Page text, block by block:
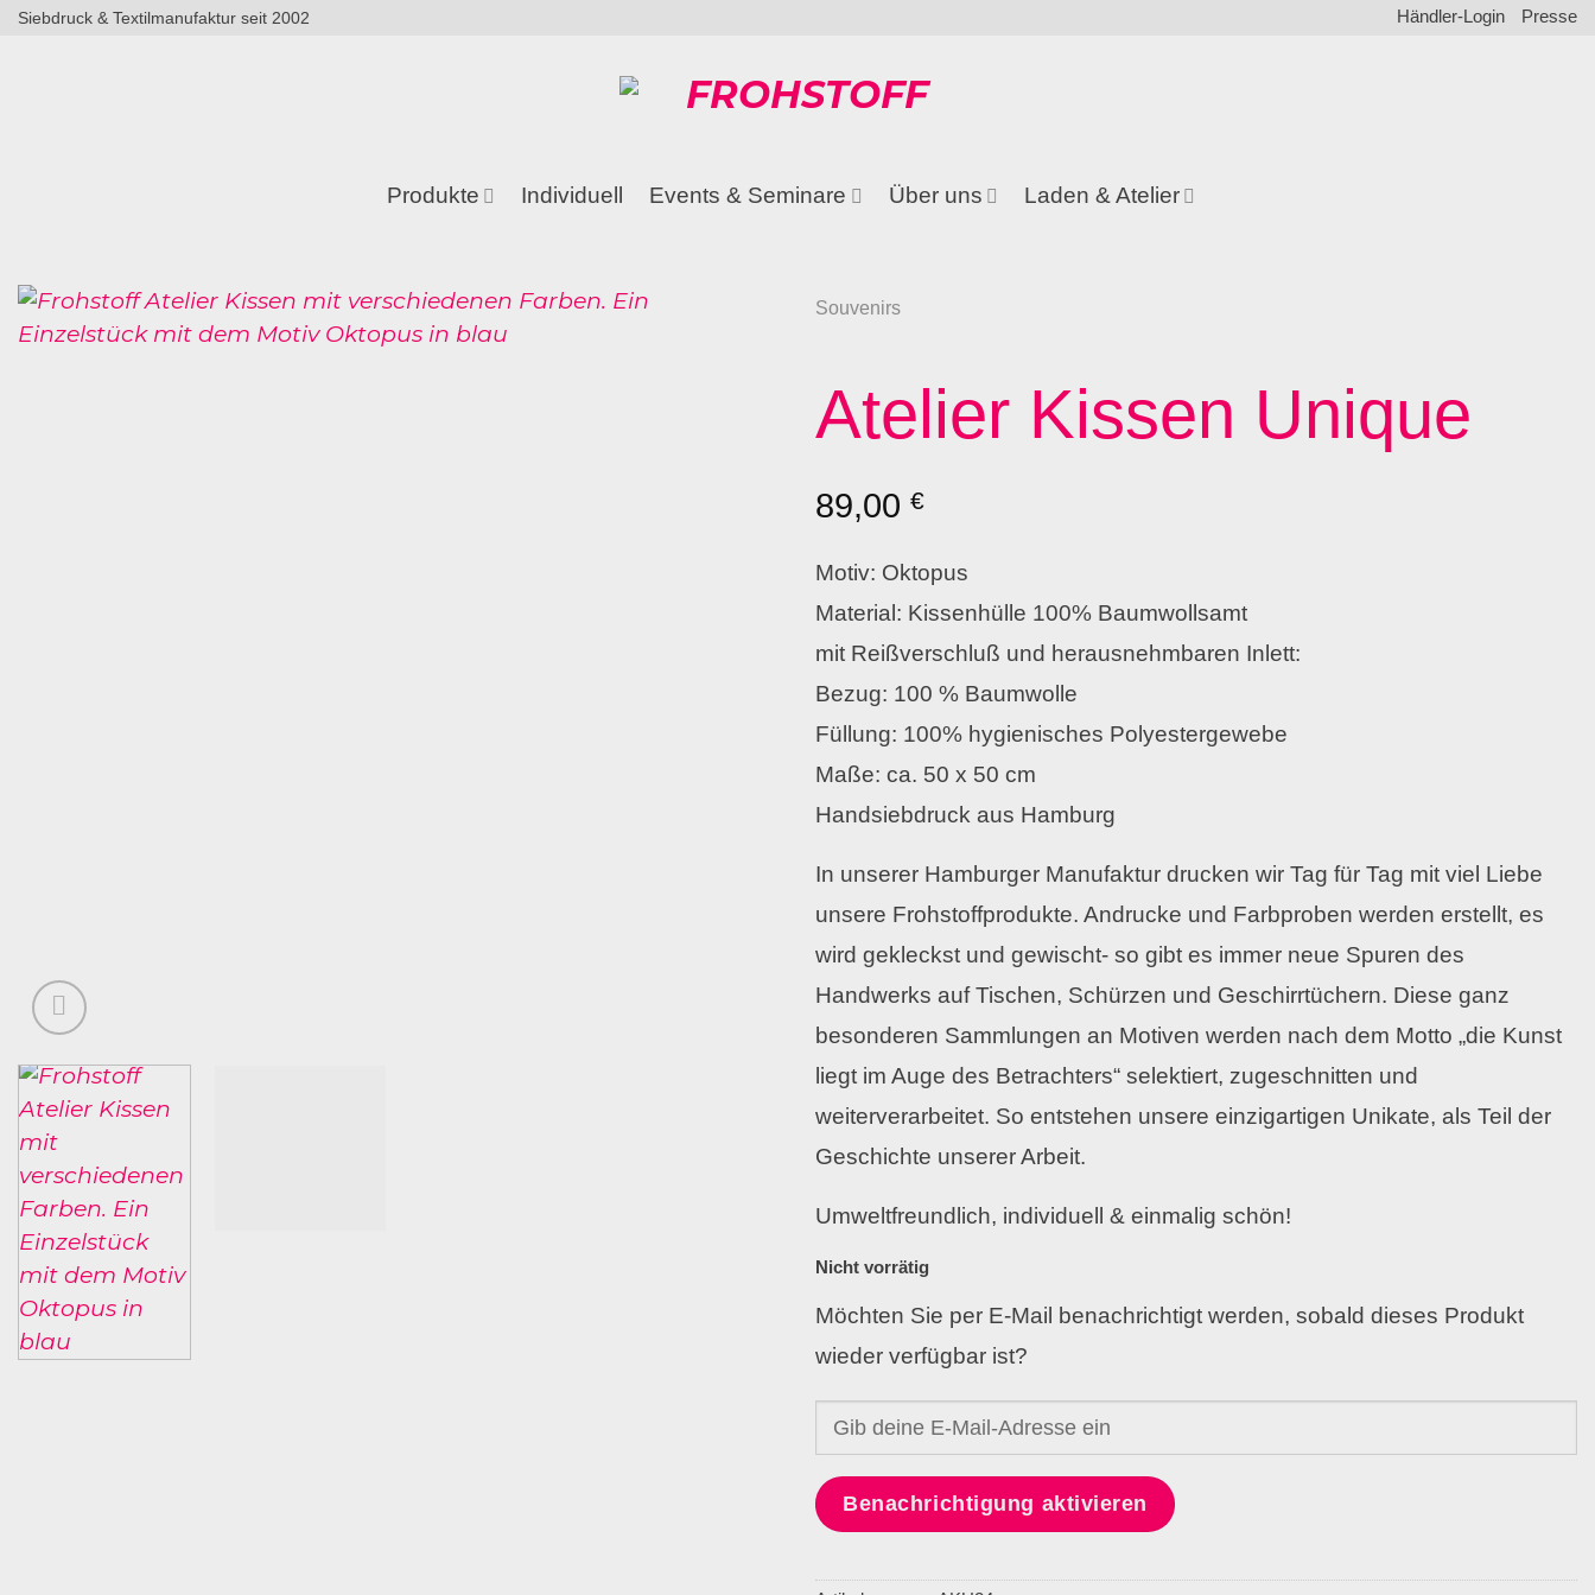
Zum
Siebdruck & Textilmanufaktur seit 2002 Händler-Login Presse
Produkte Individuell Events & Seminare Über uns Laden & Atelier
Souvenirs
Atelier Kissen Unique
89,00 €
Motiv: Oktopus
Material: Kissenhülle 100% Baumwollsamt
mit Reißverschluß und herausnehmbaren Inlett:
Bezug: 100 % Baumwolle
Füllung: 100% hygienisches Polyestergewebe
Maße: ca. 50 x 50 cm
Handsiebdruck aus Hamburg
In unserer Hamburger Manufaktur drucken wir Tag für Tag mit viel Liebe
unsere Frohstoffprodukte. Andrucke und Farbproben werden erstellt, es
wird gekleckst und gewischt- so gibt es immer neue Spuren des
Handwerks auf Tischen, Schürzen und Geschirrtüchern. Diese ganz
besonderen Sammlungen an Motiven werden nach dem Motto „die Kunst
liegt im Auge des Betrachters“ selektiert, zugeschnitten und
weiterverarbeitet. So entstehen unsere einzigartigen Unikate, als Teil der
Geschichte unserer Arbeit.
Umweltfreundlich, individuell & einmalig schön!
Nicht vorrätig
Möchten Sie per E-Mail benachrichtigt werden, sobald dieses Produkt
wieder verfügbar ist?
Benachrichtigung aktivieren